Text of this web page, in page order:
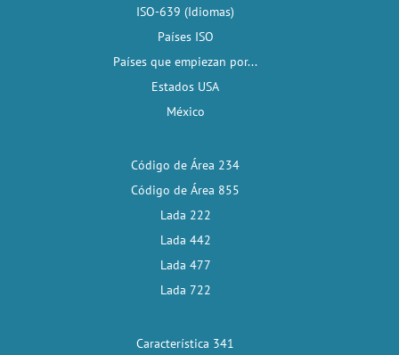
ISO-639 (Idiomas)
Países ISO
Países que empiezan por...
Estados USA
México
Código de Área 234
Código de Área 855
Lada 222
Lada 442
Lada 477
Lada 722
Característica 341